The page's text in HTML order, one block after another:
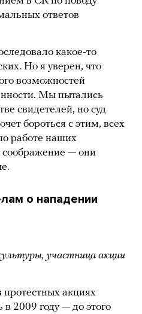
ответов
какое-то
Но я уверен, что
возможностей
Мы пытались
свидетелей, но суд
бороться с этим, всех
работе наших
соображение — они
о нападении
участница акции
протестных акциях
2009 году — до этого